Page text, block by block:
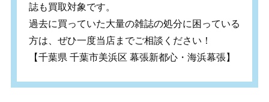
誌も買取対象です。
過去に買っていた大量の雑誌の処分に困っている
方は、ぜひ一度当店までご相談ください！
【千葉県 千葉市美浜区 幕張新都心・海浜幕張】